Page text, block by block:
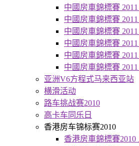
中國房車錦標賽 2011
中國房車錦標賽 2011
中國房車錦標賽 2011
中國房車錦標賽 2011
中國房車錦標賽 2011
中國房車錦標賽 2011
亚洲V6方程式马来西亚站
横滑活动
路车挑战赛2010
高卡车同乐日
香港房车锦标赛2010
香港房車錦標賽2010